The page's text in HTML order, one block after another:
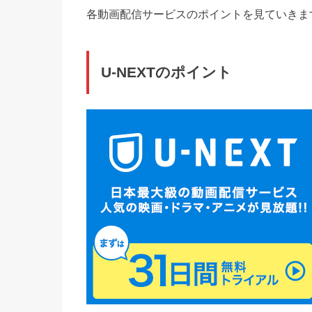
各動画配信サービスのポイントを見ていきま
U-NEXTのポイント